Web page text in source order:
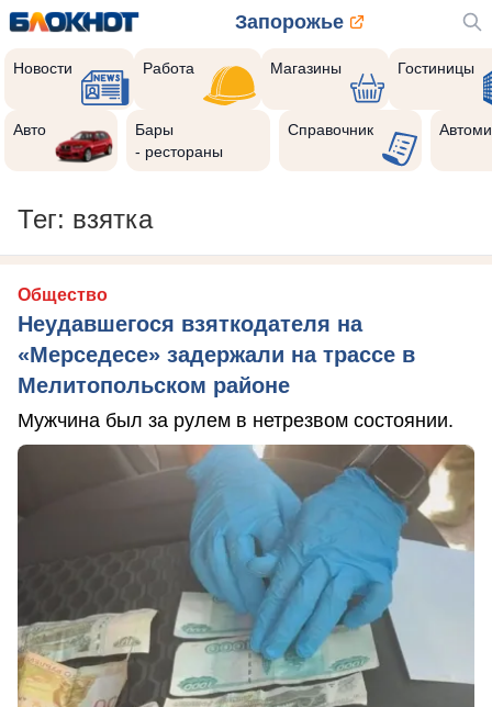
Запорожье
Новости Работа Магазины Гостиницы
Авто
Бары
- рестораны
Справочник
Тег: взятка
Общество
Неудавшегося взяткодателя на
«Мерседесе» задержали на трассе в
Мелитопольском районе
Мужчина был за рулем в нетрезвом состоянии.